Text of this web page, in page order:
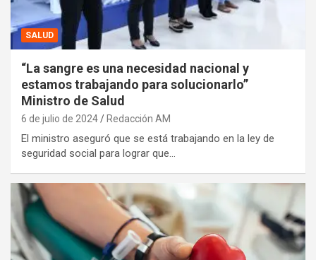
SALUD
“La sangre es una necesidad nacional y
estamos trabajando para solucionarlo”
Ministro de Salud
6 de julio de 2024 Redacción AM
El ministro aseguró que se está trabajando en la ley de
seguridad social para lograr que…